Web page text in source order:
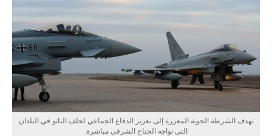
ليبيا | إنطلاق
تدريبات
2026 الدولية
بمشاركة
جيوش وقادة
من 30 دولة
بمدينة سرت
الليبية.
تهدف الشرطة الجوية المعززة إلى تعزيز الدفاع الجماعي لحلف الناتو في البلدان
التي تواجه الجناح الشرقي مباشرة.